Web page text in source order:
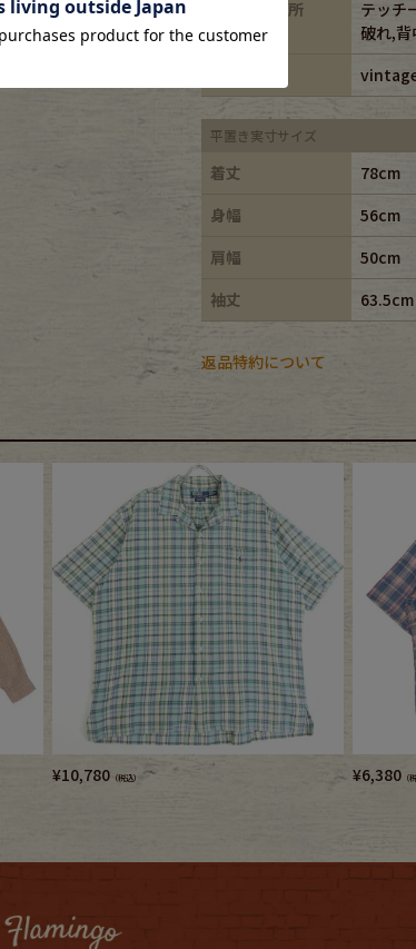
ダメージ箇所
テッチ
破れ,背
平置き実寸サイズ
着丈
78cm
身幅
56cm
肩幅
50cm
袖丈
63.5cm
返品特約について
¥10,780 （税込） ¥6,380 （